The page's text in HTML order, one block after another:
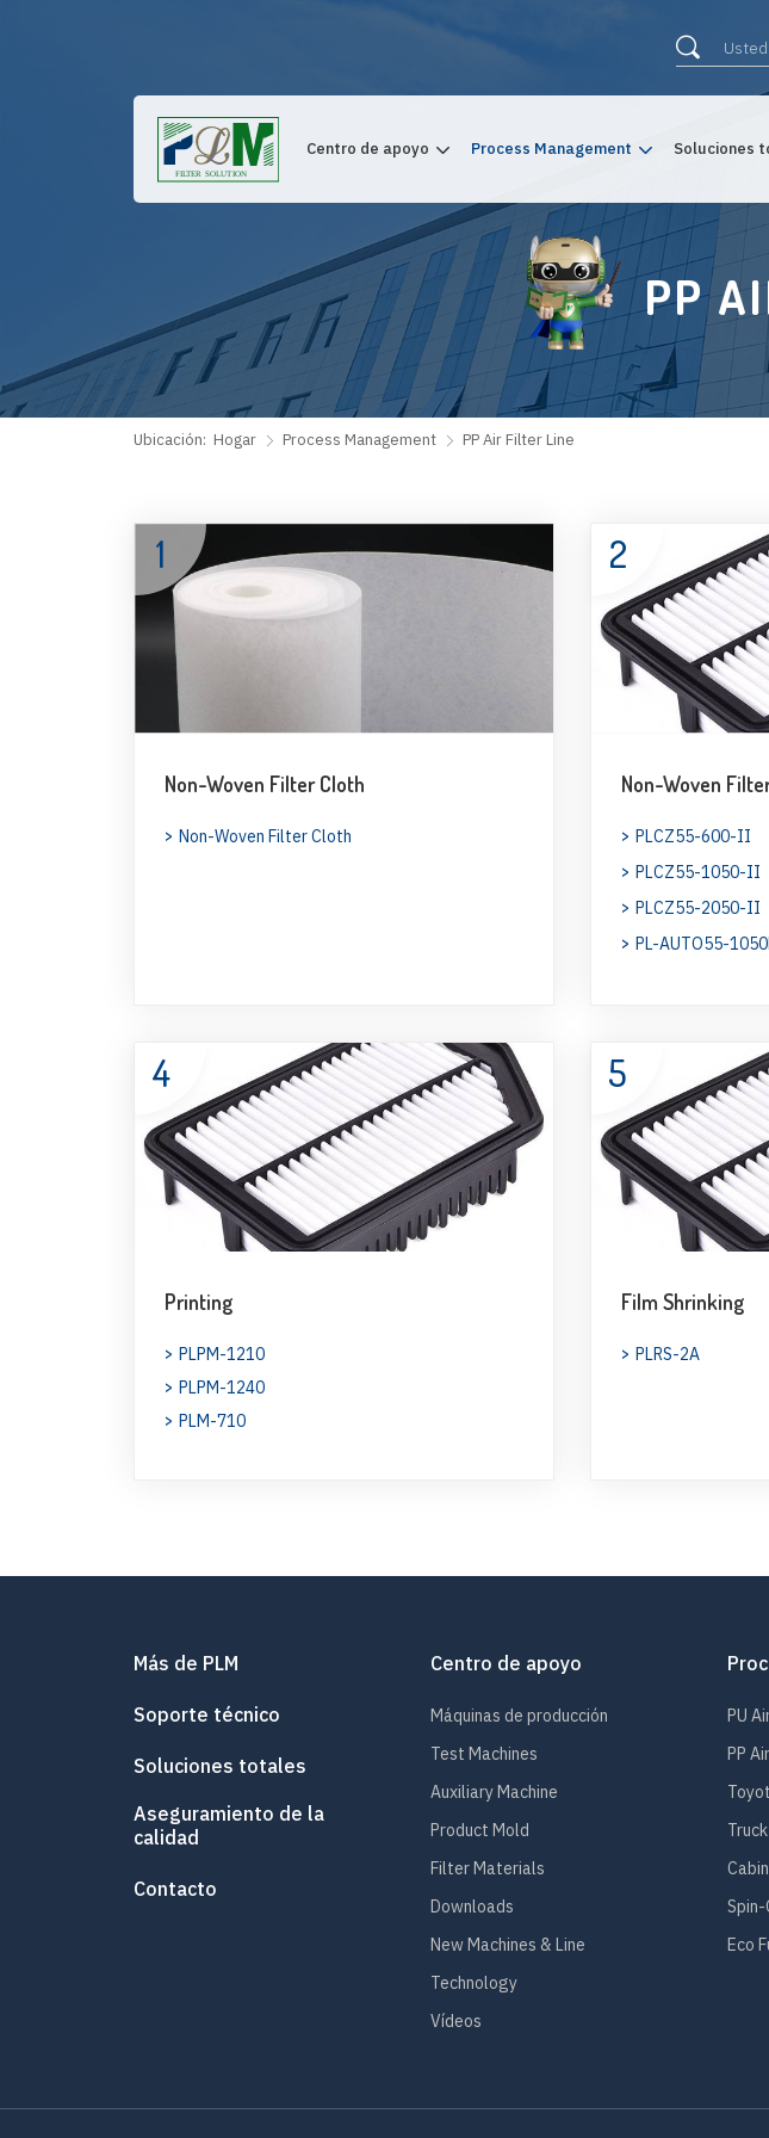
Centro de apoyo Process Management Soluciones
PP
Ubicación: Hogar Process Management PP Air Filter Line
Non-Woven Filter Cloth
Non-Woven Filter Cloth
1
Non-Woven
PLCZ55-600-II
PLCZ55-1050-II
PLCZ55-2050-II
PL-AUTO55-
2
Printing
PLPM-1210
PLPM-1240
PLM-710
4
Film Shrinking
PLRS-2A
5
PU
PP
Spin-
Eco
Centro de apoyo
Máquinas de producción
Test Machines
Auxiliary Machine
Product Mold
Filter Materials
Downloads
New Machines & Line
Technology
Vídeos
Más de PLM
Soporte técnico
Soluciones totales
Aseguramiento de la
calidad
Contacto